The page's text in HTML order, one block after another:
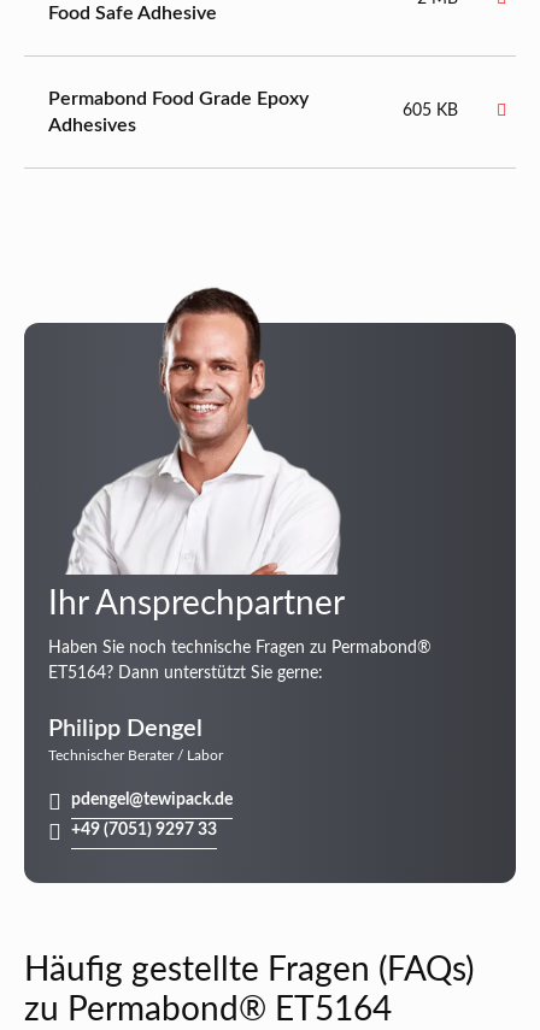
Food Safe Adhesive
Permabond Food Grade Epoxy
Adhesives
605 KB
Ihr Ansprechpartner
Haben Sie noch technische Fragen zu Permabond®
ET5164? Dann unterstützt Sie gerne:
Philipp Dengel
Technischer Berater / Labor
pdengel@tewipack.de
+49 (7051) 9297 33
Häufig gestellte Fragen (FAQs)
zu Permabond® ET5164